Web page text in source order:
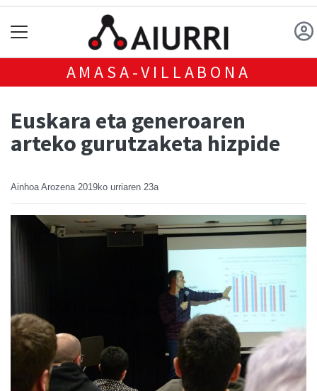
AMASA-VILLABONA
Euskara eta generoaren
arteko gurutzaketa hizpide
Ainhoa Arozena 2019ko urriaren 23a